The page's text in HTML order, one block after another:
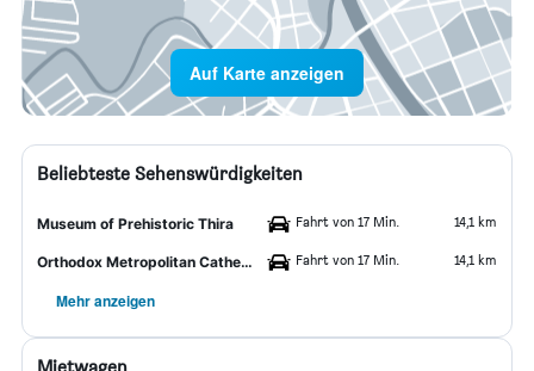
Auf Karte anzeigen
Beliebteste Sehenswürdigkeiten
Museum of Prehistoric Thira Fahrt von 17 Min. 14,1 km
Orthodox Metropolitan Cathedral Fahrt von 17 Min. 14,1 km
Mehr anzeigen